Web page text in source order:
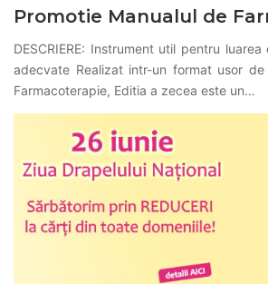
Promotie Manualul de
DESCRIERE: Instrument util pentru
adecvate Realizat intr-un format usor
Farmaco­terapie, Editia a zecea este un…